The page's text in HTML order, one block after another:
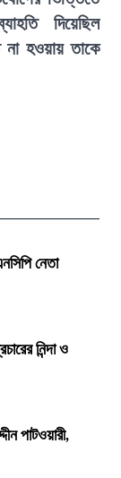
দিয়েছিল
হওয়ায় তাকে
নেতা
নিন্দা ও
পাটওয়ারী,